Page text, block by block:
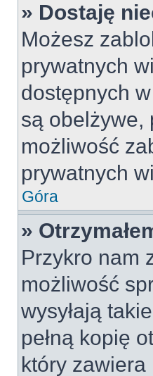
» Dostaję
Możesz
prywatnych
dostępnych
są obelżywe,
możliwość
prywatnych
Góra
»
Przykro nam
możliwość
wysyłają
pełną kopię
który zawiera